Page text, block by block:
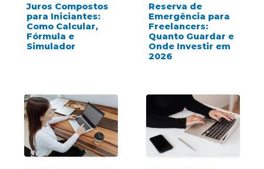
Juros Compostos
para Iniciantes:
Como Calcular,
Fórmula e
Simulador
Reserva de
Emergência para
Freelancers:
Quanto Guardar e
Onde Investir em
2026